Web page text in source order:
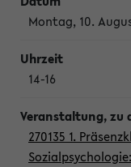
Montag, 10.
14-16
270135 1.